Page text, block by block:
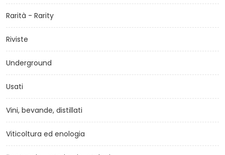
Rarità - Rarity
Riviste
Underground
Usati
Vini, bevande, distillati
Viticoltura ed enologia